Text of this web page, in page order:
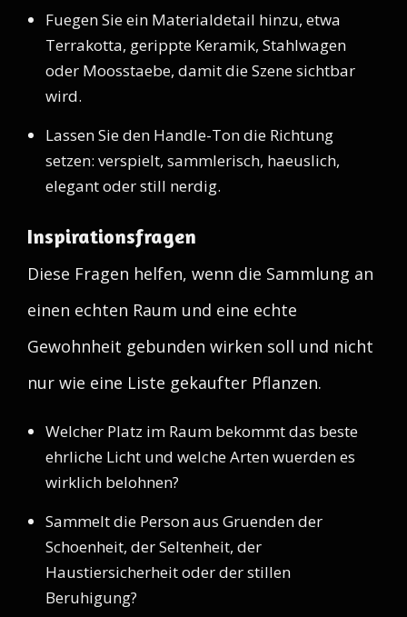
Fuegen Sie ein Materialdetail hinzu, etwa
Terrakotta, gerippte Keramik, Stahlwagen
oder Moosstaebe, damit die Szene sichtbar
wird.
Lassen Sie den Handle-Ton die Richtung
setzen: verspielt, sammlerisch, haeuslich,
elegant oder still nerdig.
Inspirationsfragen
Diese Fragen helfen, wenn die Sammlung an
einen echten Raum und eine echte
Gewohnheit gebunden wirken soll und nicht
nur wie eine Liste gekaufter Pflanzen.
Welcher Platz im Raum bekommt das beste
ehrliche Licht und welche Arten wuerden es
wirklich belohnen?
Sammelt die Person aus Gruenden der
Schoenheit, der Seltenheit, der
Haustiersicherheit oder der stillen
Beruhigung?